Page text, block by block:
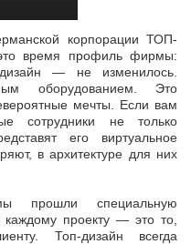
корпорации ТОП-
время профиль фирмы:
дизайн — не изменилось.
оборудованием. Это
мечты. Если вам
сотрудники не только
его виртуальное
в архитектуре для них
прошли специальную
каждому проекту — это то,
Топ-дизайн всегда